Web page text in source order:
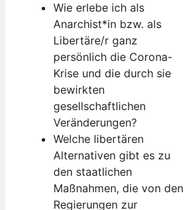
Wie erlebe ich als
Anarchist*in bzw. als
Libertäre/r ganz
persönlich die Corona-
Krise und die durch sie
bewirkten
gesellschaftlichen
Veränderungen?
Welche libertären
Alternativen gibt es zu
den staatlichen
Maßnahmen, die von den
Regierungen zur